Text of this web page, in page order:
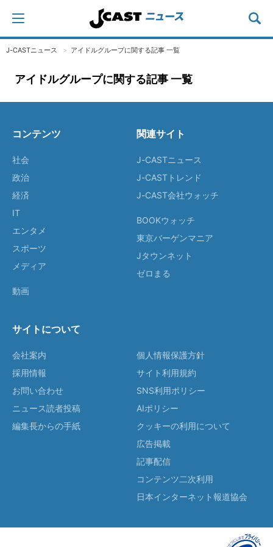
J-CASTニュース アイドルグループに関する記事 一覧
アイドルグループに関する記事 一覧
コンテンツ
社会
政治
経済
IT
エンタメ
スポーツ
メディア
動画
関連サイト
J-CASTニュース
J-CASTトレンド
J-CAST会社ウォッチ
BOOKウォッチ
東京バーゲンマニア
Jタウンネット
ゼロまる
サイトについて
会社案内
採用情報
お問い合わせ
ニュース読者投稿
編集長からの手紙
個人情報保護方針
サイト利用規約
SNS利用ポリシー
AIポリシー
クッキーの利用について
広告掲載
記事配信
コンテンツ二次利用
日本インターネット報道協会